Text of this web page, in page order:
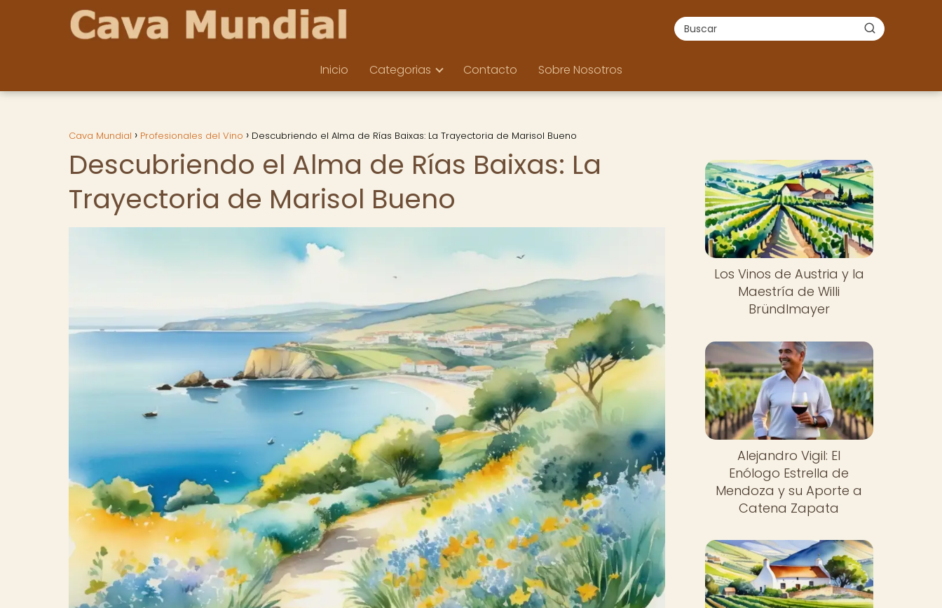
Inicio Categorias Contacto Sobre Nosotros
Cava Mundial Profesionales del Vino Descubriendo el Alma de Rías Baixas: La Trayectoria de Marisol Bueno
Descubriendo el Alma de Rías Baixas: La
Trayectoria de Marisol Bueno
Los Vinos de Austria y la
Maestría de Willi
Bründlmayer
Alejandro Vigil: El
Enólogo Estrella de
Mendoza y su Aporte a
Catena Zapata